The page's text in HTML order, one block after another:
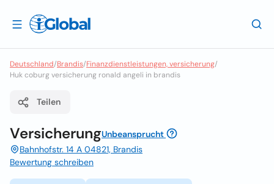
Deutschland/Brandis/Finanzdienstleistungen, versicherung/
Huk coburg versicherung ronald angeli in brandis
Teilen
VersicherungUnbeansprucht
Bahnhofstr. 14 A 04821, Brandis
Bewertung schreiben